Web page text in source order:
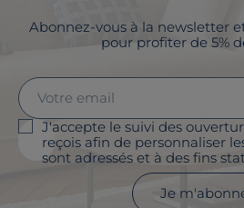
Abonnez-vous à la newsletter
pour profiter de 5%
J'accepte le suivi des
reçois afin de personnaliser
sont adressés et à des fins
Je